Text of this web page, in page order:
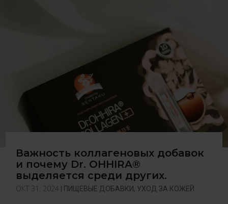
Важность коллагеновых добавок
и почему Dr. OHHIRA®
выделяется среди других.
ОКТ 31, 2024 ПИЩЕВЫЕ ДОБАВКИ, УХОД ЗА КОЖЕЙ